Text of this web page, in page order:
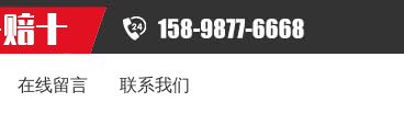
在线留言 联系我们